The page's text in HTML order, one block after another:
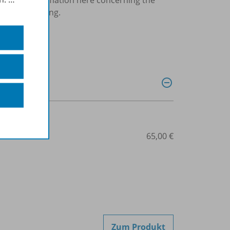
the wedding.
08160 65,00 €
Zum Produkt